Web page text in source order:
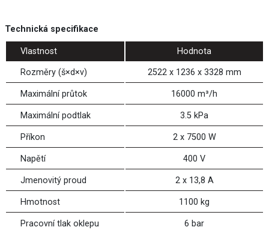
Technická specifikace
Vlastnost Hodnota
Rozměry (š×d×v) 2522 x 1236 x 3328 mm
Maximální průtok 16000 m³/h
Maximální podtlak 3.5 kPa
Příkon 2 x 7500 W
Napětí 400 V
Jmenovitý proud 2 x 13,8 A
Hmotnost 1100 kg
Pracovní tlak oklepu 6 bar